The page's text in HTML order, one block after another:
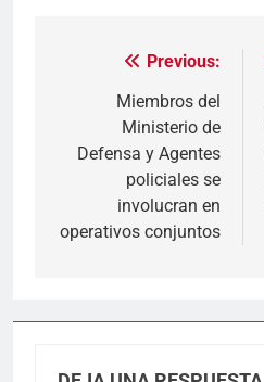
Navegación
entradas
Previous:
Miembros del
Ministerio de
Defensa y Agentes
policiales se
involucran en
operativos conjuntos